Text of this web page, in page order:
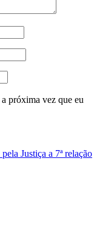
próxima vez que eu
Justiça a 7ª relação